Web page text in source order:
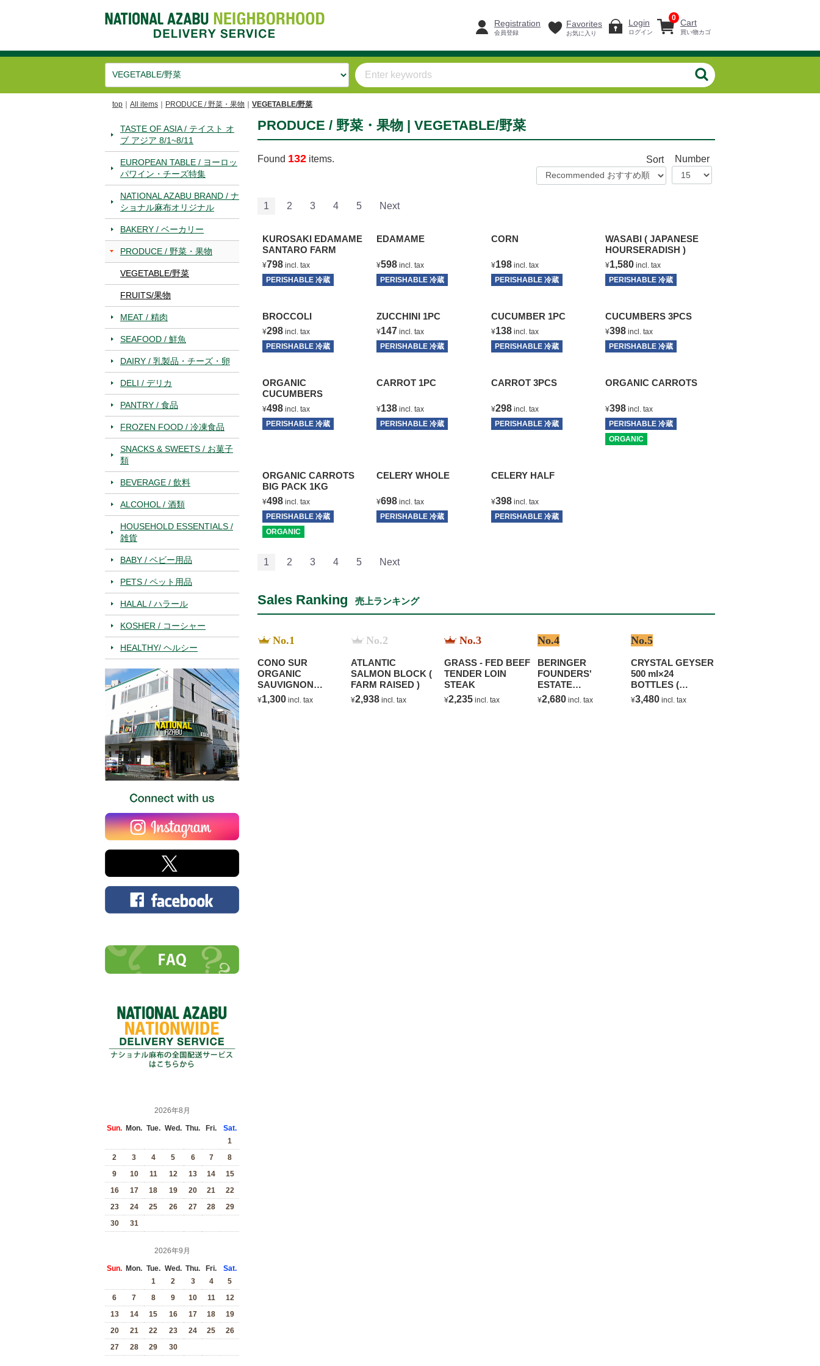
Cart
買い物カゴ
0
Registration
会員登録
Favorites
お気に入り
Login
ログイン
top All items PRODUCE / 野菜・果物 VEGETABLE/野菜
TASTE OF ASIA / テイスト オ
ブ アジア 8/1~8/11
EUROPEAN TABLE / ヨーロッ
パワイン・チーズ特集
NATIONAL AZABU BRAND / ナ
ショナル麻布オリジナル
BAKERY / ベーカリー
PRODUCE / 野菜・果物
VEGETABLE/野菜
FRUITS/果物
MEAT / 精肉
SEAFOOD / 鮮魚
DAIRY / 乳製品・チーズ・卵
DELI / デリカ
PANTRY / 食品
FROZEN FOOD / 冷凍食品
SNACKS & SWEETS / お菓子
類
BEVERAGE / 飲料
ALCOHOL / 酒類
HOUSEHOLD ESSENTIALS /
雑貨
BABY / ベビー用品
PETS / ペット用品
HALAL / ハラール
KOSHER / コーシャー
HEALTHY/ ヘルシー
2026年8月
Sun. Mon. Tue. Wed. Thu. Fri.
Sat.
1
2
3 4 5 6 7
8
9
10 11 12 13 14
15
16
17 18 19 20 21
22
23
24 25 26 27 28
29
30
31
2026年9月
Sun. Mon. Tue. Wed. Thu. Fri.
Sat.
1
2 3 4
5
6
7 8 9 10 11
12
13
14 15 16 17 18
19
20
21 22 23 24 25
26
27
28 29 30
PRODUCE / 野菜・果物 | VEGETABLE/野菜
Found 132 items. Sort Number
1 2 3 4 5 Next
KUROSAKI EDAMAME
SANTARO FARM
¥798incl. tax
PERISHABLE 冷蔵
EDAMAME
¥598 incl. tax
PERISHABLE 冷蔵
CORN
¥198incl. tax
PERISHABLE 冷蔵
WASABI ( JAPANESE
HOURSERADISH )
¥1,580 incl. tax
PERISHABLE 冷蔵
BROCCOLI
¥298incl. tax
PERISHABLE 冷蔵
ZUCCHINI 1PC
¥147 incl. tax
PERISHABLE 冷蔵
CUCUMBER 1PC
¥138incl. tax
PERISHABLE 冷蔵
CUCUMBERS 3PCS
¥398 incl. tax
PERISHABLE 冷蔵
ORGANIC
CUCUMBERS
¥498incl. tax
PERISHABLE 冷蔵
CARROT 1PC
¥138 incl. tax
PERISHABLE 冷蔵
CARROT 3PCS
¥298incl. tax
PERISHABLE 冷蔵
ORGANIC CARROTS
¥398 incl. tax
PERISHABLE 冷蔵
ORGANIC
ORGANIC CARROTS
BIG PACK 1KG
¥498incl. tax
PERISHABLE 冷蔵
ORGANIC
CELERY WHOLE
¥698 incl. tax
PERISHABLE 冷蔵
CELERY HALF
¥398incl. tax
PERISHABLE 冷蔵
1 2 3 4 5 Next
Sales Ranking 売上ランキング
No.1
CONO SUR
ORGANIC
SAUVIGNON
BLANC
¥1,300 incl. tax
No.2
ATLANTIC
SALMON BLOCK (
FARM RAISED )
¥2,938 incl. tax
No.3
GRASS - FED BEEF
TENDER LOIN
STEAK
¥2,235 incl. tax
No.4
BERINGER
FOUNDERS'
ESTATE
CHARDONNAY
¥2,680 incl. tax
No.5
CRYSTAL GEYSER
500 ml×24
BOTTLES (
NATURAL
MINERAL WATER )
¥3,480 incl. tax